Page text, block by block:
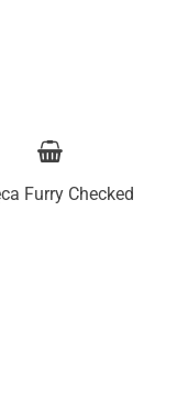
Furry Checked